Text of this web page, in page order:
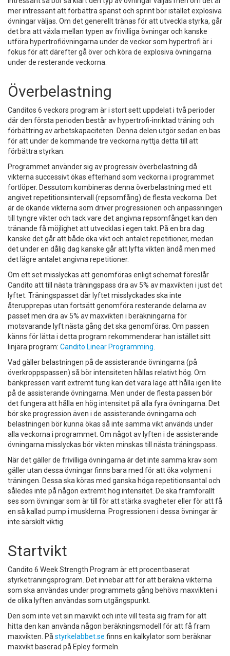
mer intressant att förbättra spänst och sprint bör istället explosiva
övningar väljas. Om det generellt tränas för att utveckla styrka, går
det bra att växla mellan typen av frivilliga övningar och kanske
utföra hypertrofiövningarna under de veckor som hypertrofi är i
fokus för att därefter gå över och köra de explosiva övningarna
under de resterande veckorna.
Överbelastning
Canditos 6 veckors program är i stort sett uppdelat i två perioder
där den första perioden består av hypertrofi-inriktad träning och
förbättring av arbetskapaciteten. Denna delen utgör sedan en bas
för att under de kommande tre veckorna nyttja detta till att
förbättra styrkan.
Programmet använder sig av progressiv överbelastning då
vikterna successivt ökas efterhand som veckorna i programmet
fortlöper. Dessutom kombineras denna överbelastning med ett
angivet repetitionsintervall (repsomfång) de flesta veckorna. Det
är de ökande vikterna som driver progressionen och anpassningen
till tyngre vikter och tack vare det angivna repsomfånget kan den
tränande få möjlighet att utvecklas i egen takt. På en bra dag
kanske det går att både öka vikt och antalet repetitioner, medan
det under en dålig dag kanske går att lyfta vikten ändå men med
det lägre antalet angivna repetitioner.
Om ett set misslyckas att genomföras enligt schemat föreslår
Candito att till nästa träningspass dra av 5% av maxvikten i just det
lyftet. Träningspasset där lyftet misslyckades ska inte
återupprepas utan fortsätt genomföra resterande delarna av
passet men dra av 5% av maxvikten i beräkningarna för
motsvarande lyft nästa gång det ska genomföras. Om passen
känns för lätta i detta program rekommenderar han istället sitt
linjära program: Candito Linear Programming
Vad gäller belastningen på de assisterande övningarna (på
överkroppspassen) så bör intensiteten hållas relativt hög. Om
bänkpressen varit extremt tung kan det vara läge att hålla igen lite
på de assisterande övningarna. Men under de flesta passen bör
det fungera att hålla en hög intensitet på alla fyra övningarna. Det
bör ske progression även i de assisterande övningarna och
belastningen bör kunna ökas så inte samma vikt används under
alla veckorna i programmet. Om något av lyften i de assisterande
övningarna misslyckas bör vikten minskas till nästa träningspass.
När det gäller de frivilliga övningarna är det inte samma krav som
gäller utan dessa övningar finns bara med för att öka volymen i
träningen. Dessa ska köras med ganska höga repetitionsantal och
således inte på någon extremt hög intensitet. De ska framförallt
ses som övningar som är till för att stärka svagheter eller för att få
en så kallad pump i musklerna. Progressionen i dessa övningar är
inte särskilt viktig.
Startvikt
Candito 6 Week Strength Program är ett procentbaserat
styrketräningsprogram. Det innebär att för att beräkna vikterna
som ska användas under programmets gång behövs maxvikten i
de olika lyften användas som utgångspunkt.
Den som inte vet sin maxvikt och inte vill testa sig fram för att
hitta den kan använda någon beräkningsmodell för att få fram
maxvikten. På styrkelabbet.se finns en kalkylator som beräknar
maxvikt baserad på Epley formeln.